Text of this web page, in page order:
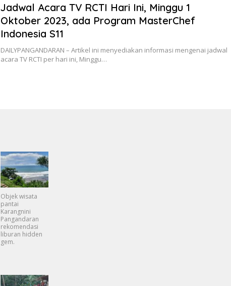
Jadwal Acara TV RCTI Hari Ini, Minggu 1
Oktober 2023, ada Program MasterChef
Indonesia S11
DAILYPANGANDARAN – Artikel ini menyediakan informasi mengenai jadwal
acara TV RCTI per hari ini, Minggu…
Objek wisata
pantai
Karangnini
Pangandaran
rekomendasi
liburan hidden
gem.